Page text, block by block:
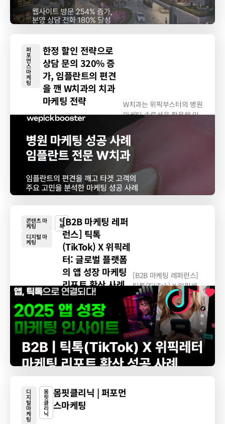
퍼
포
먼
스
마
케
팅
한정 할인 전략으로
상담 문의 320% 증
가, 임플란트의 편견
을 깬 W치과의 치과
마케팅 전략
W치과는 위픽부스터의 병원
마케팅 솔루션을 활용해 임
플란트 광고...
콘텐츠 마
케팅
디지털 마
케팅
틱
톡[B2B 마케팅 레퍼
런스] 틱톡
(TikTok) X 위픽레
터: 글로벌 플랫폼
의 앱 성장 마케팅
리포트 확산 사례
[B2B 마케팅 레퍼런스]
틱톡(TikTok) X 위픽레
터: 글로벌 플랫폼의...
디
지
털
마
케
팅
몸
핏
클
리
닉
몸핏클리닉 | 퍼포먼
스마케팅